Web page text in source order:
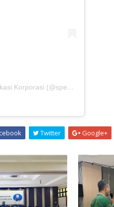
A post shared by Pelatihan Public Speaking dan Komunikasi Korporasi (@speakingid)
Twitter Google+